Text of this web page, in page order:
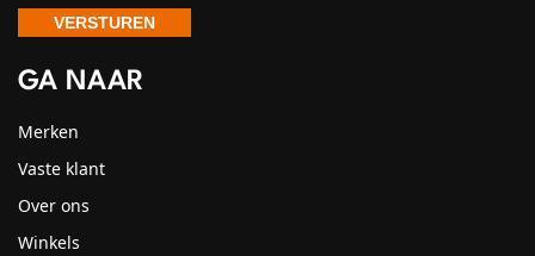
GA NAAR
Merken
Vaste klant
Over ons
Winkels